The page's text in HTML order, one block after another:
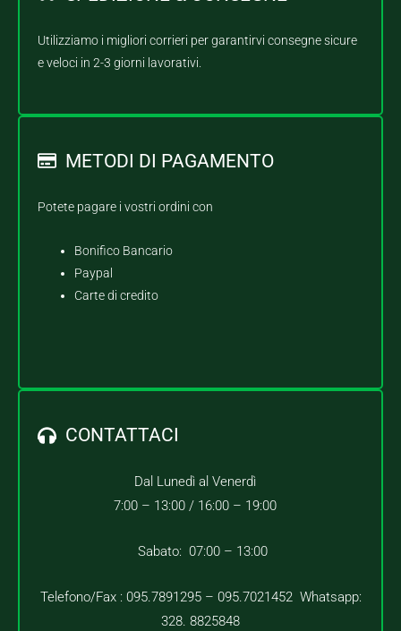
Utilizziamo i migliori corrieri per garantirvi consegne sicure
e veloci in 2-3 giorni lavorativi.
METODI DI PAGAMENTO
Potete pagare i vostri ordini con
Bonifico Bancario
Paypal
Carte di credito
CONTATTACI
Dal Lunedì al Venerdì
7:00 – 13:00 / 16:00 – 19:00
Sabato: 07:00 – 13:00
Telefono/Fax : 095.7891295 – 095.7021452 Whatsapp:
328. 8825848